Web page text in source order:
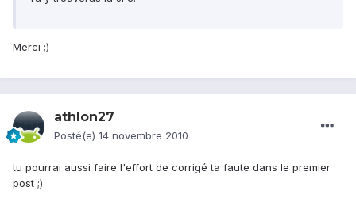
Merci ;)
athlon27
Posté(e) 14 novembre 2010
tu pourrai aussi faire l'effort de corrigé ta faute dans le premier
post ;)